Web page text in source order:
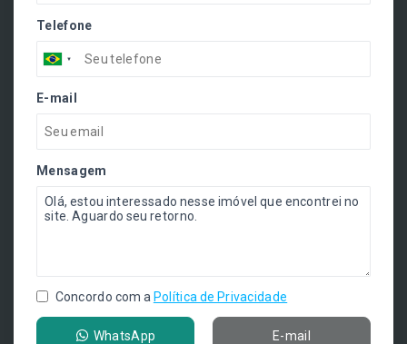
Telefone
E-mail
Mensagem
Concordo com a Política de Privacidade
WhatsApp E-mail